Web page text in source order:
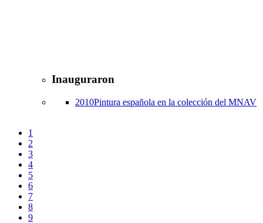
Inauguraron
2010Pintura española en la colección del MNAV
1
2
3
4
5
6
7
8
9